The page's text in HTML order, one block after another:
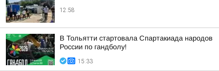
12:58
В Тольятти стартовала Спартакиада народов
России по гандболу!
15:33